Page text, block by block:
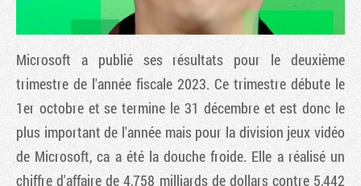
Microsoft a publié ses résultats pour le deuxième
trimestre de l'année fiscale 2023. Ce trimestre débute le
1er octobre et se termine le 31 décembre et est donc le
plus important de l'année mais pour la division jeux vidéo
de Microsoft, ca a été la douche froide. Elle a réalisé un
chiffre d'affaire de 4,758 milliards de dollars contre 5,442
Tribune